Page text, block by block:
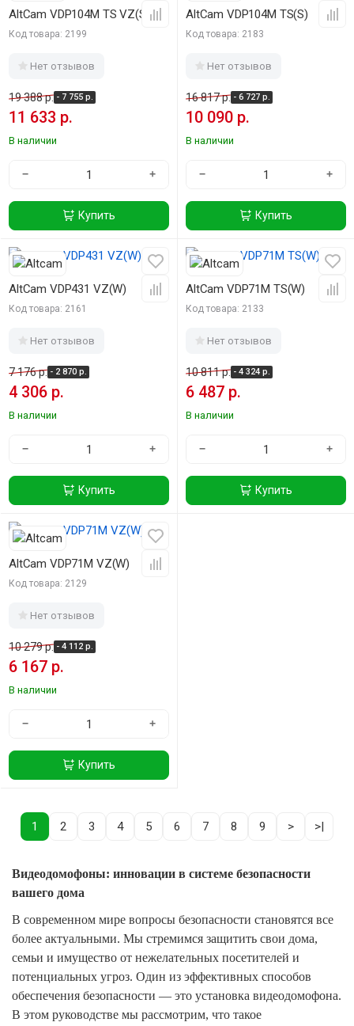
AltCam VDP104M TS VZ(S)
Код товара: 2199
Нет отзывов
19 388 р. - 7 755 р.
11 633 р.
В наличии
− +
Купить
AltCam VDP104M TS(S)
Код товара: 2183
Нет отзывов
16 817 р. - 6 727 р.
10 090 р.
В наличии
− +
Купить
-40%
AltCam VDP431 VZ(W)
Код товара: 2161
Нет отзывов
7 176 р. - 2 870 р.
4 306 р.
В наличии
− +
Купить
-40%
AltCam VDP71M TS(W)
Код товара: 2133
Нет отзывов
10 811 р. - 4 324 р.
6 487 р.
В наличии
− +
Купить
-40%
AltCam VDP71M VZ(W)
Код товара: 2129
Нет отзывов
10 279 р. - 4 112 р.
6 167 р.
В наличии
− +
Купить
1 2 3 4 5 6 7 8 9 > >|
Видеодомофоны: инновации в системе безопасности
вашего дома
В современном мире вопросы безопасности становятся все
более актуальными. Мы стремимся защитить свои дома,
семьи и имущество от нежелательных посетителей и
потенциальных угроз. Один из эффективных способов
обеспечения безопасности — это установка видеодомофона.
В этом руководстве мы рассмотрим, что такое